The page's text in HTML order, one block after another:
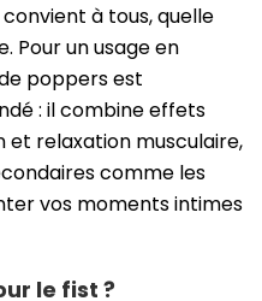
à tous, quelle
Pour un usage en
poppers est
: il combine effets
et relaxation musculaire,
comme les
vos moments intimes
le fist ?